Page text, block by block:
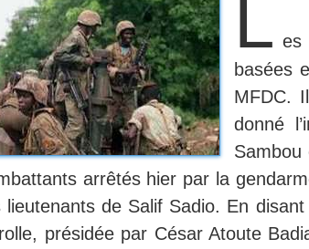
L es
basées
MFDC.
donné
Sambou
arrêtés hier par la
lieutenants de Salif Sadio. En
présidée par César Atoute